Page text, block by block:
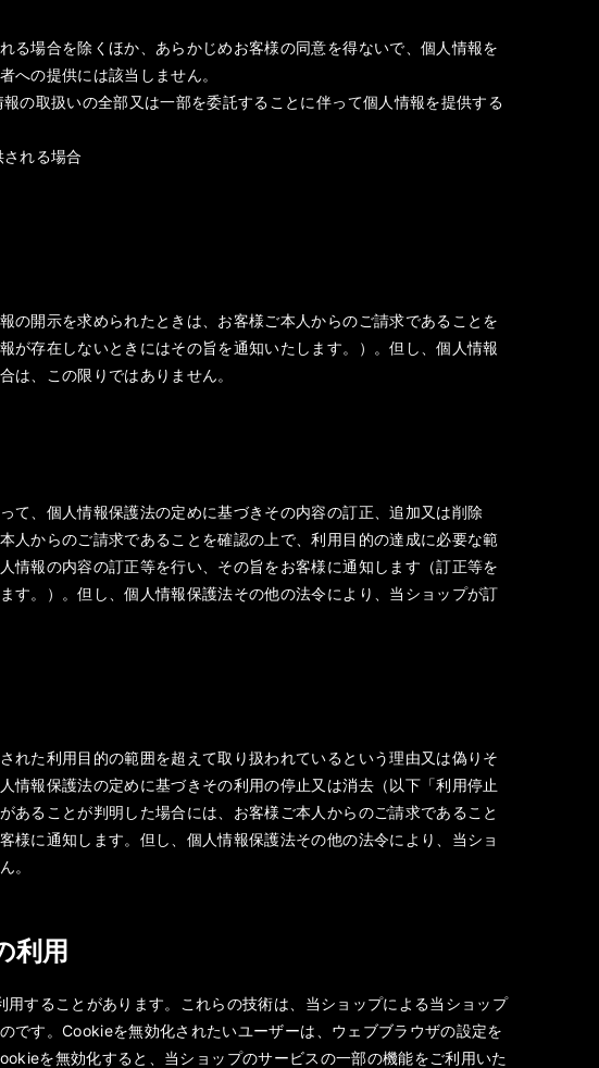
る場合を除くほか、あらかじめお客様の同意を得ないで、個人情報を
への提供には該当しません。
の取扱いの全部又は一部を委託することに伴って個人情報を提供する
れる場合
の開示を求められたときは、お客様ご本人からのご請求であることを
存在しないときにはその旨を通知いたします。）。但し、個人情報
は、この限りではありません。
て、個人情報保護法の定めに基づきその内容の訂正、追加又は削除
人からのご請求であることを確認の上で、利用目的の達成に必要な範
情報の内容の訂正等を行い、その旨をお客様に通知します（訂正等を
。）。但し、個人情報保護法その他の法令により、当ショップが訂
れた利用目的の範囲を超えて取り扱われているという理由又は偽りそ
報保護法の定めに基づきその利用の停止又は消去（以下「利用停止
ることが判明した場合には、お客様ご本人からのご請求であること
に通知します。但し、個人情報保護法その他の法令により、当ショ
。
利用
することがあります。これらの技術は、当ショップによる当ショップ
です。Cookieを無効化されたいユーザーは、ウェブブラウザの設定を
を無効化すると、当ショップのサービスの一部の機能をご利用いた